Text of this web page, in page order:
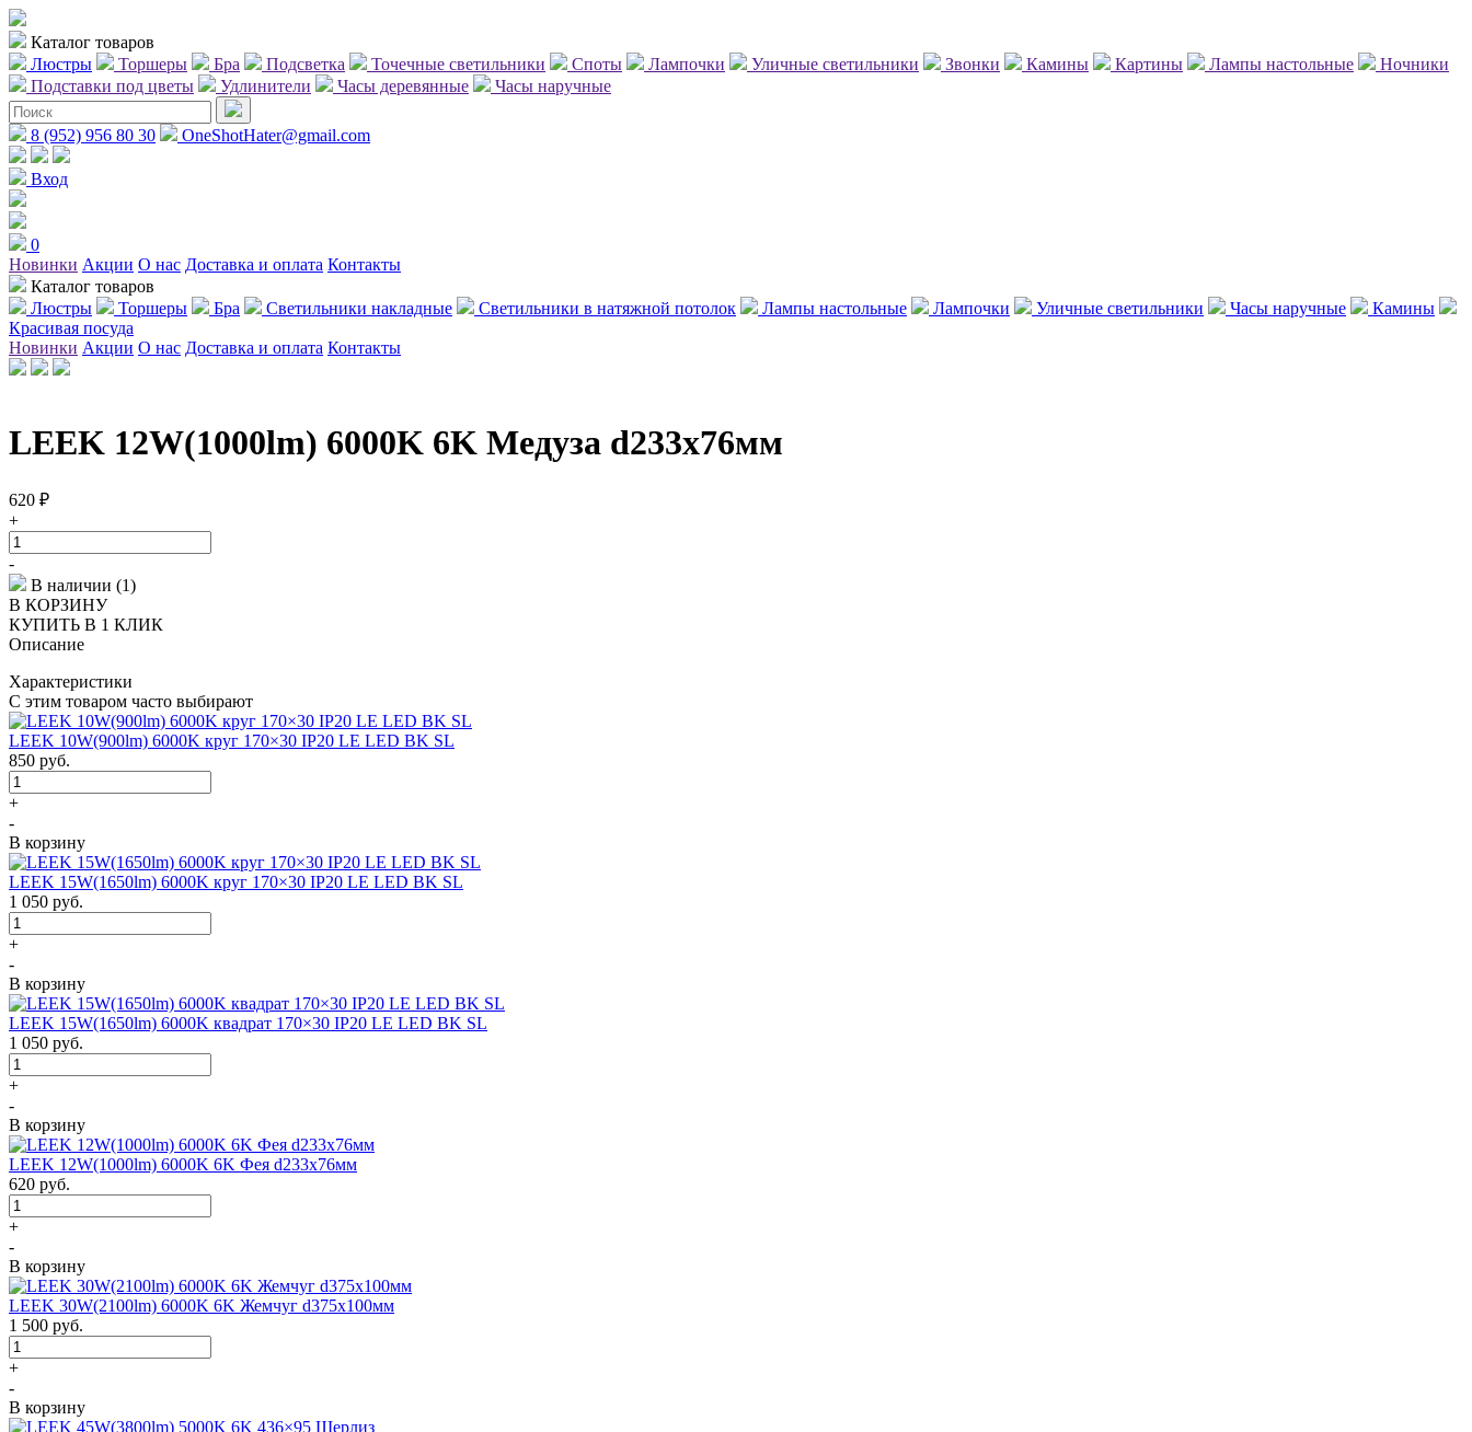
Каталог товаров
Люстры
Торшеры Бра Подсветка Точечные светильники Споты Лампочки Уличные светильники Звонки Камины Картины Лампы настольные
Ночники
Подставки под цветы
Удлинители Часы деревянные Часы наручные
8 (952) 956 80 30 OneShotHater@gmail.com
Вход
0
Новинки Акции О нас Доставка и оплата Контакты
Каталог товаров
Люстры
Торшеры Бра Светильники накладные Светильники в натяжной потолок Лампы настольные Лампочки Уличные светильники Часы наручные
Камины
Красивая посуда
Новинки Акции О нас Доставка и оплата Контакты
LEEK 12W(1000lm) 6000K 6K Медуза d233x76мм
620 ₽
+
-
В наличии (1)
В КОРЗИНУ
КУПИТЬ В 1 КЛИК
Описание
Характеристики
С этим товаром часто выбирают
LEEK 10W(900lm) 6000K круг 170×30 IP20 LE LED BK SL
850 руб.
+
-
В корзину
LEEK 15W(1650lm) 6000K круг 170×30 IP20 LE LED BK SL
1 050 руб.
+
-
В корзину
LEEK 15W(1650lm) 6000K квадрат 170×30 IP20 LE LED BK SL
1 050 руб.
+
-
В корзину
LEEK 12W(1000lm) 6000K 6K Фея d233x76мм
620 руб.
+
-
В корзину
LEEK 30W(2100lm) 6000K 6K Жемчуг d375x100мм
1 500 руб.
+
-
В корзину